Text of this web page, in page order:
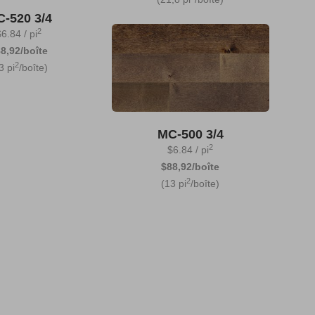
520 3/4
6.84 / pi2
boîte
pi2/boîte)
MC-500 3/4
$6.84 / pi2
$88,92/boîte
(13 pi2/boîte)